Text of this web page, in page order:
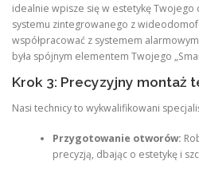
idealnie wpisze się w estetykę Twojego
systemu zintegrowanego z
współpracować z systemem
była spójnym elementem Twojego
Krok 3: Precyzyjny montaż
Nasi technicy to wykwalifikowani
Przygotowanie otworów:
precyzją, dbając o estetykę i